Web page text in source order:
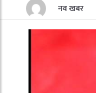
नव खबर